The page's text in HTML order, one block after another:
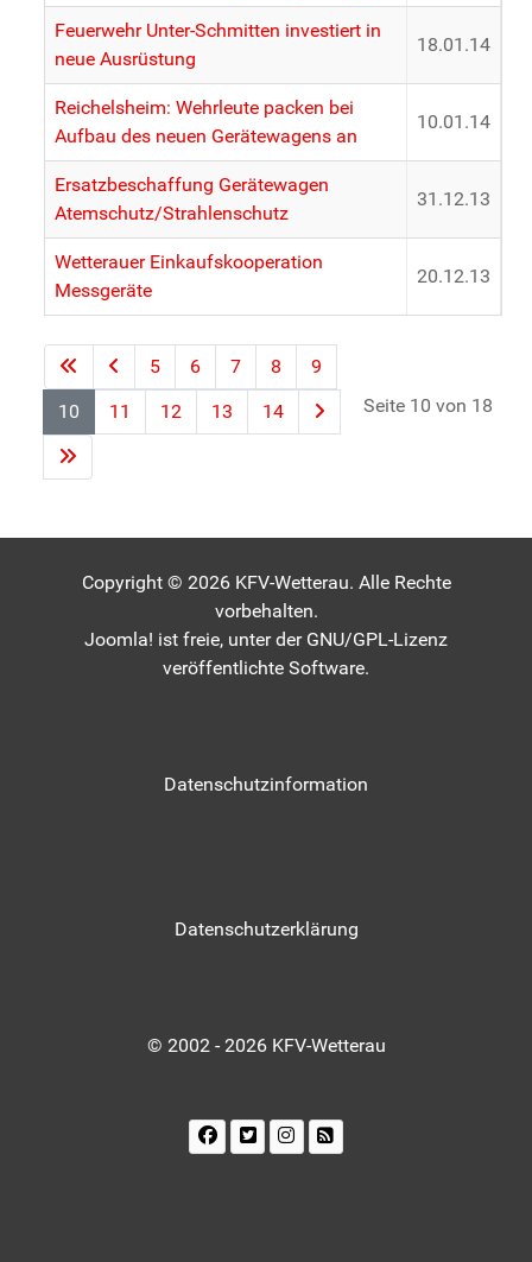
Feuerwehr Unter-Schmitten investiert in
neue Ausrüstung
18.01.14
Reichelsheim: Wehrleute packen bei
Aufbau des neuen Gerätewagens an
10.01.14
Ersatzbeschaffung Gerätewagen
Atemschutz/Strahlenschutz
31.12.13
Wetterauer Einkaufskooperation
Messgeräte
20.12.13
Seite 10 von 18
5 6 7 8
9
10
11 12 13 14
Copyright © 2026 KFV-Wetterau. Alle Rechte
vorbehalten.
Joomla! ist freie, unter der GNU/GPL-Lizenz
veröffentlichte Software.
Datenschutzinformation
Datenschutzerklärung
© 2002 - 2026 KFV-Wetterau